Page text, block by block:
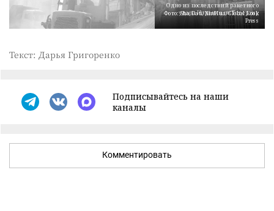
Одно из последствий ракетного
удара Израиля по Тегерану
Фото: Sha Dati/XinHua/Global Look
Press
Текст: Дарья Григоренко
Подписывайтесь на наши
каналы
Комментировать